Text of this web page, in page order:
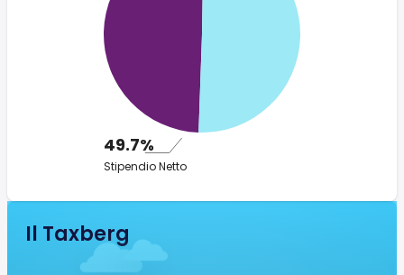
49.7%
Stipendio Netto
Il Taxberg